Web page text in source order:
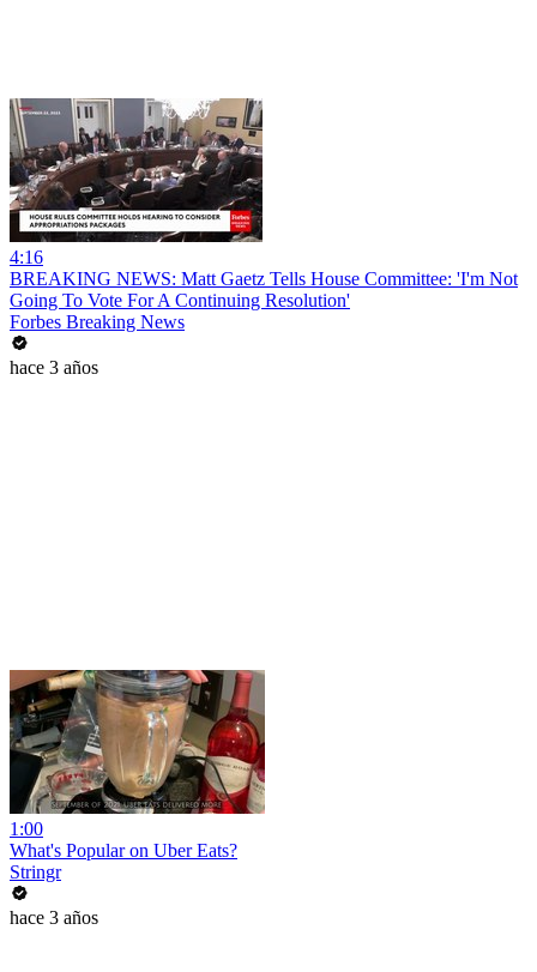
4:16
BREAKING NEWS: Matt Gaetz Tells House Committee: 'I'm Not
Going To Vote For A Continuing Resolution'
Forbes Breaking News
hace 3 años
1:00
What's Popular on Uber Eats?
Stringr
hace 3 años